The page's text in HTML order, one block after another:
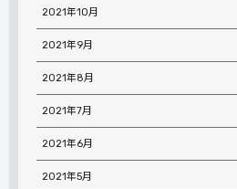
2021年10月
2021年9月
2021年8月
2021年7月
2021年6月
2021年5月